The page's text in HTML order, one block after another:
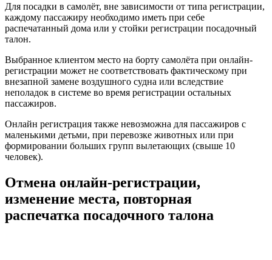
Для посадки в самолёт, вне зависимости от типа регистрации,
каждому пассажиру необходимо иметь при себе
распечатанный дома или у стойки регистрации посадочный
талон.
Выбранное клиентом место на борту самолёта при онлайн-
регистрации может не соответствовать фактическому при
внезапной замене воздушного судна или вследствие
неполадок в системе во время регистрации остальных
пассажиров.
Онлайн регистрация также невозможна для пассажиров с
маленькими детьми, при перевозке животных или при
формировании больших групп вылетающих (свыше 10
человек).
Отмена онлайн-регистрации,
изменение места, повторная
распечатка посадочного талона